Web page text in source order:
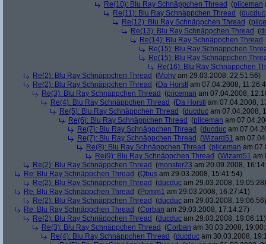
Re(10): Blu Ray Schnäppchen Thread (piiceman
Re(11): Blu Ray Schnäppchen Thread (ducduc
Re(12): Blu Ray Schnäppchen Thread (
Re(13): Blu Ray Schnäppchen Thread (
Re(14): Blu Ray Schnäppchen Thread
Re(15): Blu Ray Schnäppchen
Re(15): Blu Ray Schnäppchen
Re(16): Blu Ray Schnäppchen
Re(2): Blu Ray Schnäppchen Thread (Mohy am 29.03.2008, 22:51:56)
Re(2): Blu Ray Schnäppchen Thread (Da Horstl am 07.04.2008,
Re(3): Blu Ray Schnäppchen Thread (piiceman am 07.04.2008,
Re(4): Blu Ray Schnäppchen Thread (Da Horstl am 07.04.2008,
Re(5): Blu Ray Schnäppchen Thread (ducduc am 07.04.2008,
Re(6): Blu Ray Schnäppchen Thread (piiceman am
Re(7): Blu Ray Schnäppchen Thread (ducduc am
Re(7): Blu Ray Schnäppchen Thread (Wizard51 am
Re(8): Blu Ray Schnäppchen Thread (piiceman am
Re(9): Blu Ray Schnäppchen Thread (Wizard51 am
Re(2): Blu Ray Schnäppchen Thread (monster23 am 20.09.2008,
Re: Blu Ray Schnäppchen Thread (Qbus am 29.03.2008, 15:41:54)
Re(2): Blu Ray Schnäppchen Thread (ducduc am 29.03.2008, 19:05:28)
Re: Blu Ray Schnäppchen Thread (Pomm1 am 29.03.2008, 16:27:41)
Re(2): Blu Ray Schnäppchen Thread (ducduc am 29.03.2008, 19:06:56)
Re: Blu Ray Schnäppchen Thread (Corban am 29.03.2008, 17:14:27)
Re(2): Blu Ray Schnäppchen Thread (ducduc am 29.03.2008, 19:06:11)
Re(3): Blu Ray Schnäppchen Thread (Corban am 30.03.2008,
Re(4): Blu Ray Schnäppchen Thread (ducduc am 30.03.2008,